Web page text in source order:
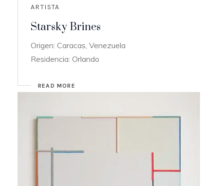
ARTISTA
Starsky Brines
Origen: Caracas, Venezuela
Residencia: Orlando
READ MORE